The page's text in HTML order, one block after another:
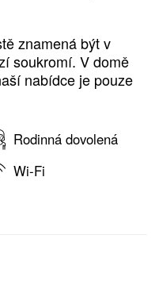
znamená být v
soukromí. V domě
nabídce je pouze
Rodinná dovolená
Wi-Fi